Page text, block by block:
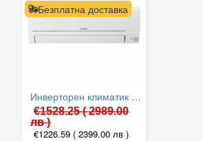
Безплатна доставка
Инверторен климатик Mitsubishi Electric MSZ-HR50VF/MUZ-HR50VF, 18000 BTU, Клас A++
€1528.25( 2989.00
лв )
€1226.59 ( 2399.00 лв )